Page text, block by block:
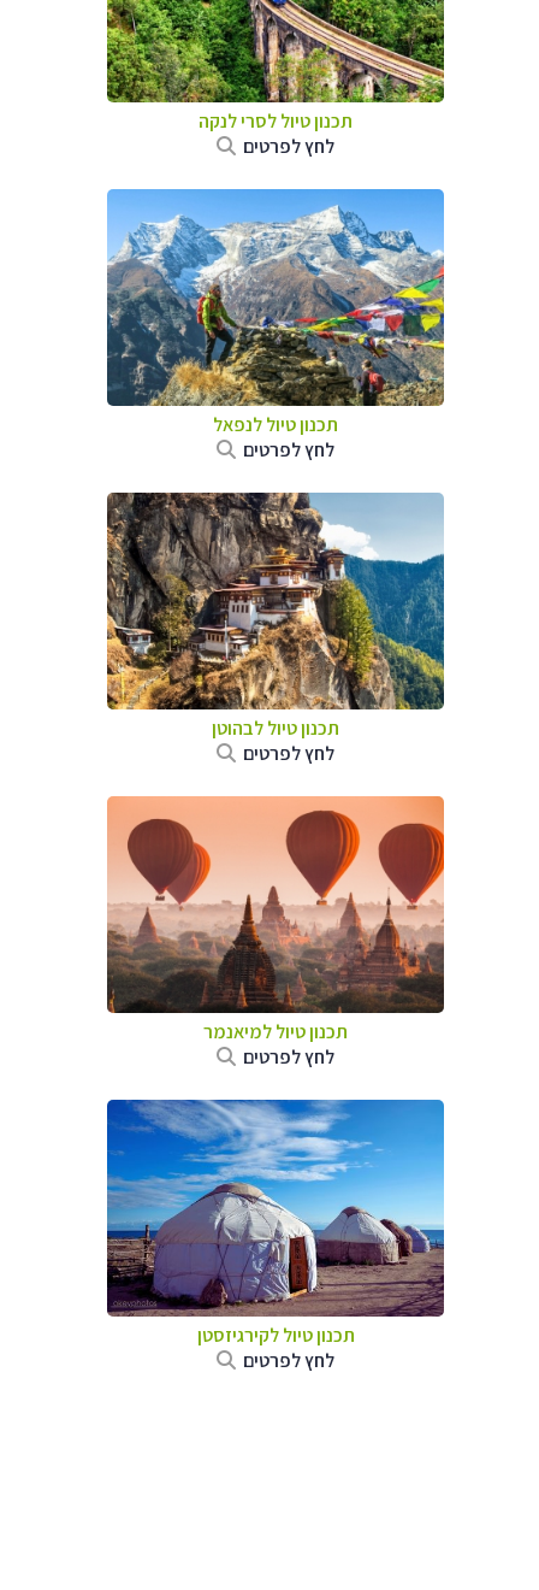
תכנון טיוללסרי לנקה
לחץ לפרטים
תכנון טיול לנפאל
לחץ לפרטים
תכנון טיול לבהוטן
לחץ לפרטים
תכנון טיוללמיאנמר
לחץ לפרטים
תכנון טיוללקירגיזסטן
לחץ לפרטים